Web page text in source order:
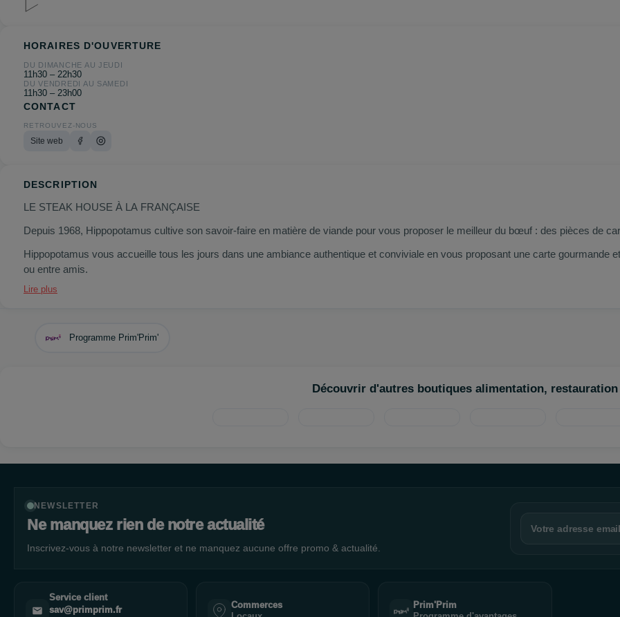
HORAIRES D'OUVERTURE
DU DIMANCHE AU JEUDI
11h30 – 22h30
DU VENDREDI AU SAMEDI
11h30 – 23h00
CONTACT
RETROUVEZ-NOUS
Site web
DESCRIPTION
LE STEAK HOUSE À LA FRANÇAISE
Depuis 1968, Hippopotamus cultive son savoir-faire en matière de viande pour vous proposer le meilleur du bœuf : des pièces de
Hippopotamus vous accueille tous les jours dans une ambiance authentique et conviviale en vous proposant une carte gourmande
ou entre amis.
Lire plus
Programme Prim'Prim'
Découvrir d'autres boutiques alimentation, restauration
NEWSLETTER
Ne manquez rien de notre actualité
Inscrivez-vous à notre newsletter et ne manquez aucune offre promo & actualité.
Service client
sav@primprim.fr Commerces Prim'Prim